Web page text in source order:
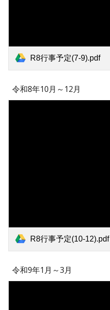
R8行事予定(7-9).pdf
令和8年10月～ 12月
R8行事予定(10-12).pdf
令和9年1月～3月